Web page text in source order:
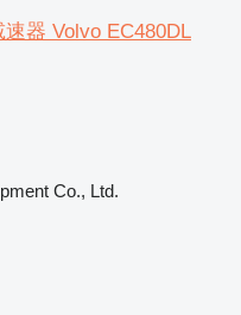
器 Volvo EC480DL
Co., Ltd.